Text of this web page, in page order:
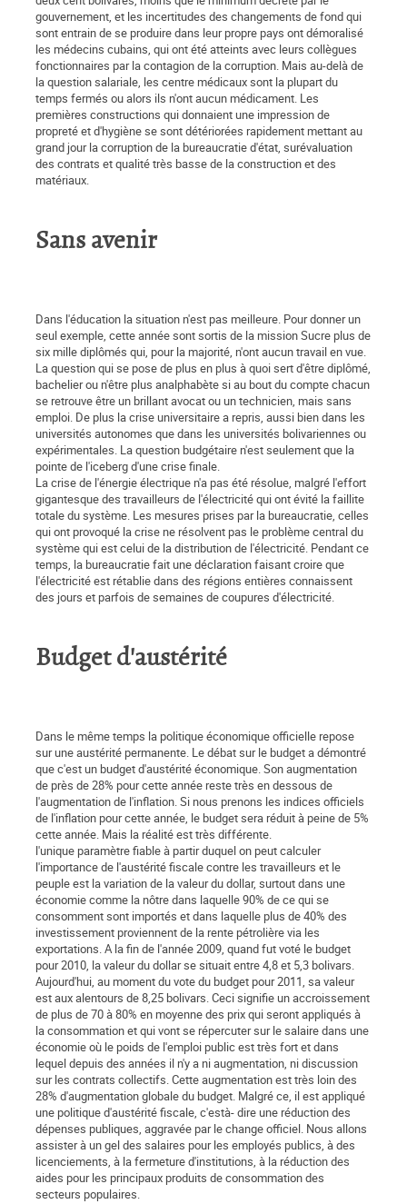
gouvernement, et les incertitudes des changements de fond qui
sont entrain de se produire dans leur propre pays ont démoralisé
les médecins cubains, qui ont été atteints avec leurs collègues
fonctionnaires par la contagion de la corruption. Mais au-delà de
la question salariale, les centre médicaux sont la plupart du
temps fermés ou alors ils n'ont aucun médicament. Les
premières constructions qui donnaient une impression de
propreté et d'hygiène se sont détériorées rapidement mettant au
grand jour la corruption de la bureaucratie d'état, surévaluation
des contrats et qualité très basse de la construction et des
matériaux.
Sans avenir
Dans l'éducation la situation n'est pas meilleure. Pour donner un
seul exemple, cette année sont sortis de la mission Sucre plus de
six mille diplômés qui, pour la majorité, n'ont aucun travail en vue.
La question qui se pose de plus en plus à quoi sert d'être diplômé,
bachelier ou n'être plus analphabète si au bout du compte chacun
se retrouve être un brillant avocat ou un technicien, mais sans
emploi. De plus la crise universitaire a repris, aussi bien dans les
universités autonomes que dans les universités bolivariennes ou
expérimentales. La question budgétaire n'est seulement que la
pointe de l'iceberg d'une crise finale.
La crise de l'énergie électrique n'a pas été résolue, malgré l'effort
gigantesque des travailleurs de l'électricité qui ont évité la faillite
totale du système. Les mesures prises par la bureaucratie, celles
qui ont provoqué la crise ne résolvent pas le problème central du
système qui est celui de la distribution de l'électricité. Pendant ce
temps, la bureaucratie fait une déclaration faisant croire que
l'électricité est rétablie dans des régions entières connaissent
des jours et parfois de semaines de coupures d'électricité.
Budget d'austérité
Dans le même temps la politique économique officielle repose
sur une austérité permanente. Le débat sur le budget a démontré
que c'est un budget d'austérité économique. Son augmentation
de près de 28% pour cette année reste très en dessous de
l'augmentation de l'inflation. Si nous prenons les indices officiels
de l'inflation pour cette année, le budget sera réduit à peine de 5%
cette année. Mais la réalité est très différente.
l'unique paramètre fiable à partir duquel on peut calculer
l'importance de l'austérité fiscale contre les travailleurs et le
peuple est la variation de la valeur du dollar, surtout dans une
économie comme la nôtre dans laquelle 90% de ce qui se
consomment sont importés et dans laquelle plus de 40% des
investissement proviennent de la rente pétrolière via les
exportations. A la fin de l'année 2009, quand fut voté le budget
pour 2010, la valeur du dollar se situait entre 4,8 et 5,3 bolivars.
Aujourd'hui, au moment du vote du budget pour 2011, sa valeur
est aux alentours de 8,25 bolivars. Ceci signifie un accroissement
de plus de 70 à 80% en moyenne des prix qui seront appliqués à
la consommation et qui vont se répercuter sur le salaire dans une
économie où le poids de l'emploi public est très fort et dans
lequel depuis des années il n'y a ni augmentation, ni discussion
sur les contrats collectifs. Cette augmentation est très loin des
28% d'augmentation globale du budget. Malgré ce, il est appliqué
une politique d'austérité fiscale, c'està- dire une réduction des
dépenses publiques, aggravée par le change officiel. Nous allons
assister à un gel des salaires pour les employés publics, à des
licenciements, à la fermeture d'institutions, à la réduction des
aides pour les principaux produits de consommation des
secteurs populaires.